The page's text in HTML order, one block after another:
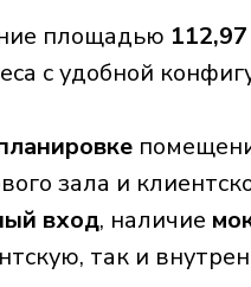
площадью 112,97
с удобной
зала и
вход, наличие
так и